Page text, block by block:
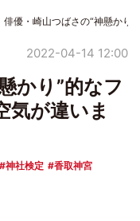
俳優・崎山つばさの“神懸かり
2022-04-14 12:00
かり”的なフ
気が違いま
神社検定
香取神宮